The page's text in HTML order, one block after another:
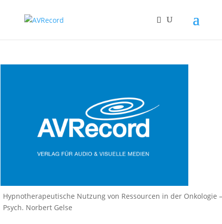
Hypnotherapeutische Nutzung von Ressourcen in der Onkologie
Psych. Norbert Gelse